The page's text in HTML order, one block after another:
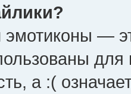
—
а :(